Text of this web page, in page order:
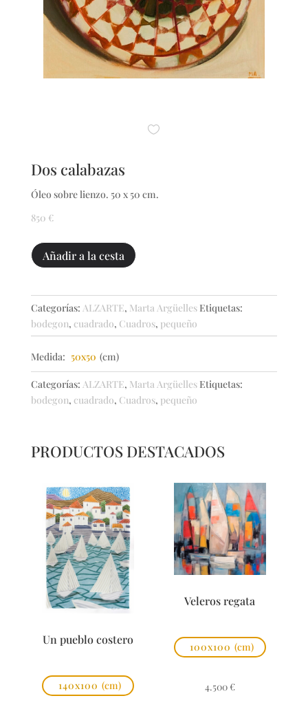
Dos calabazas
Óleo sobre lienzo. 50 x 50 cm.
850 €
Dos
calabazas
Añadir a la cesta
Categorías: ALZARTE, Marta Argüelles Etiquetas:
bodegon, cuadrado, Cuadros, pequeño
Medida: 50x50 (cm)
Categorías: ALZARTE, Marta Argüelles Etiquetas:
bodegon, cuadrado, Cuadros, pequeño
PRODUCTOS DESTACADOS
Un pueblo costero
140x100 (cm)
Veleros regata
100x100 (cm)
4.500 €